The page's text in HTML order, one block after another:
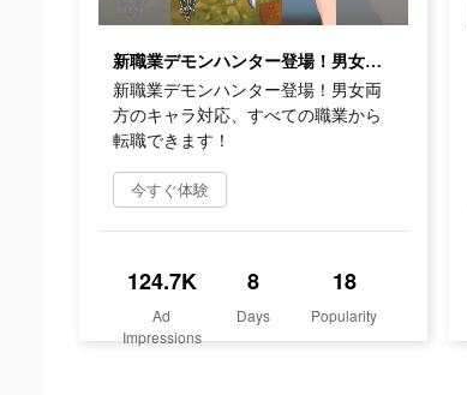
新職業デモンハンター登場！男女両方のキャラ対応、すべての職業から転職できます！
新職業デモンハンター登場！男女両
方のキャラ対応、すべての職業から
転職できます！
今すぐ体験
124.7K
Ad
Impressions
8
Days
18
Popularity